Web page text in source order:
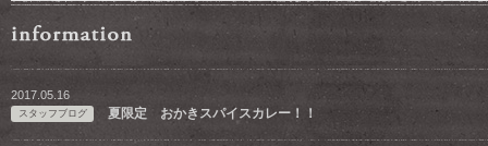
2017.05.16
スタッフブログ 夏限定 おかきスパイスカレー！！